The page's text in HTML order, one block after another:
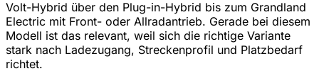
Volt-Hybrid über den Plug-in-Hybrid bis zum Grandland
Electric mit Front- oder Allradantrieb. Gerade bei diesem
Modell ist das relevant, weil sich die richtige Variante
stark nach Ladezugang, Streckenprofil und Platzbedarf
richtet.